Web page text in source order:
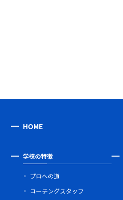
HOME
学校の特徴
プロへの道
コーチングスタッフ